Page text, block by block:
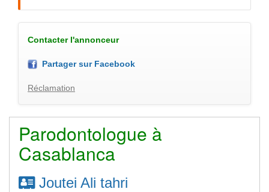
Contacter l'annonceur
Partager sur Facebook
Réclamation
Parodontologue à
Casablanca
Joutei Ali tahri